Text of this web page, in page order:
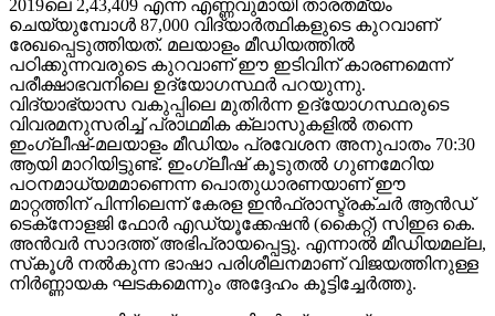
പരീക്ഷാഭവനിലെ ഉദ്യോഗസ്ഥര്‍ പറയുന്നു.
വിദ്യാഭ്യാസ വകുപ്പിലെ മുതിര്‍ന്ന ഉദ്യോഗസ്ഥരുടെ
വിവരമനുസരിച്ച് പ്രാഥമിക ക്ലാസുകളില്‍ തന്നെ
ഇംഗ്ലീഷ്-മലയാളം മീഡിയം പ്രവേശന അനുപാതം 70:30
ആയി മാറിയിട്ടുണ്ട്. ഇംഗ്ലീഷ് കൂടുതല്‍ ഗുണമേറിയ
പഠനമാധ്യമമാണെന്ന പൊതുധാരണയാണ് ഈ
മാറ്റത്തിന് പിന്നിലെന്ന് കേരള ഇന്‍ഫ്രാസ്ട്രക്ചര്‍ ആന്‍ഡ്
ടെക്‌നോളജി ഫോര്‍ എഡ്യൂക്കേഷന്‍ (കൈറ്റ്) സിഇഒ കെ.
അന്‍വര്‍ സാദത്ത് അഭിപ്രായപ്പെട്ടു. എന്നാല്‍ മീഡിയമല്ല,
സ്‌കൂള്‍ നല്‍കുന്ന ഭാഷാ പരിശീലനമാണ് വിജയത്തിനുള്ള
നിര്‍ണ്ണായക ഘടകമെന്നും അദ്ദേഹം കൂട്ടിച്ചേര്‍ത്തു.
മാതൃഭാഷാ വിദ്യാഭ്യാസത്തിന്റെ പ്രാധാന്യം
അധികൃതര്‍ ചര്‍ച്ച ചെയ്യുമ്പോഴും, സമൂഹത്തിന്റെ
താല്‍പര്യം വിപരീതമാണെന്ന് സംസ്ഥാന വിദ്യാഭ്യാസ